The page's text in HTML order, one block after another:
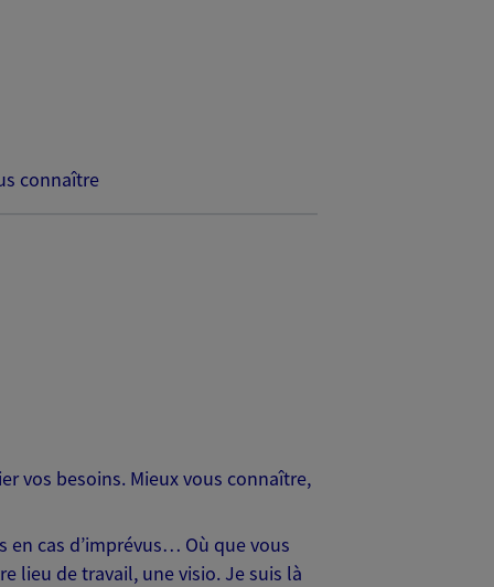
connaître
vos besoins. Mieux vous connaître,
en cas d’imprévus… Où que vous
lieu de travail, une visio. Je suis là